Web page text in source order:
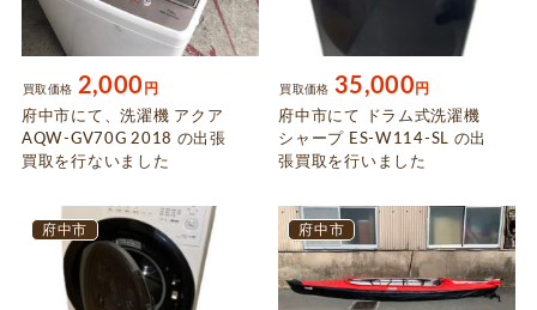
府中市にて、洗濯機 アクア
AQW-GV70G 2018 の出張
買取を行ないました
買取価格 2,000 円
府中市にて ドラム式洗濯機
シャープ ES-W114-SL の出
張買取を行いました
買取価格 35,000 円
府中市 府中市